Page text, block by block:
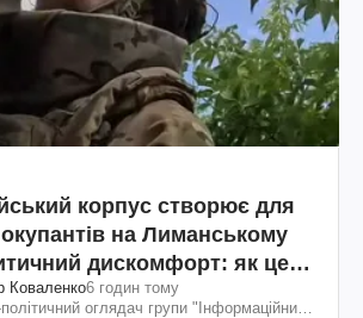
корпус створює для
на Лиманському
дискомфорт: як це
Коваленко6 годин тому
оглядач групи "Інформаційний